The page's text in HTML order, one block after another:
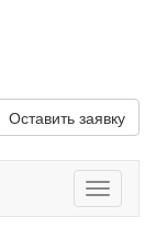
Оставить заявку
меню